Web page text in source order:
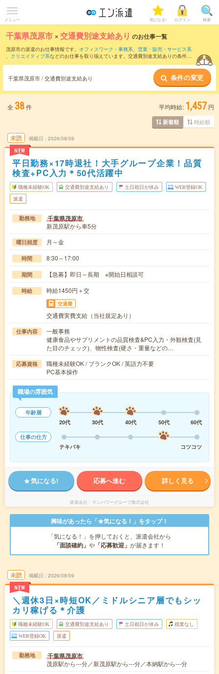
メニュー 気になる! ログイン 検索
千葉県茂原市 ×交通費別途支給あり のお仕事一覧
茂原市の派遣のお仕事情報です。 オフィスワーク・事務系、 営業・販売・サービス系
、 クリエイティブ系などのお仕事を取り揃えています。交通費別途支給ありの条件の
千葉県茂原市 / 交通費別途支給あり 条件の変更
全 38件 平均時給: 1,457 円
新着順 時給順
未読
NEW
掲載日 2026/08/09
平日勤務×17時退社！大手グループ企業！品質
検査+PC入力＊50代活躍中
職種未経験OK 交通費別途支給あり 土日祝日が休み WEB登録OK
派遣
勤務地 千葉県茂原市
新茂原駅から車5分
曜日頻度 月～金
時間 8:30～17:00
期間 【急募】即日～長期 ※開始日相談可
時給 時給1450円＋交
交通費
交通費実費支給（当社規定あり）
仕事内容
一般事務
健康食品やサプリメントの品質検査&PC入力・外観検査(見
た目のチェック)、物性検査(硬さ・重量などの…
応募資格
職種未経験OK / ブランクOK / 英語力不要
PC基本操作
職場の雰囲気
年齢層
20代
30代 40代 50代
60代
仕事の仕方
テキパキ
コツコツ
気になる! 応募へ進む 詳しく見る
派遣会社 マンパワーグループ株式会社
興味があったら「★気になる！」をタップ！
「気になる！」を押しておくと、派遣会社から
「面談確約」 や 「応募歓迎」 が届きます！
未読
NEW
掲載日 2026/08/09
＼週休3日×時短OK／ミドルシニア層でもシッ
カリ稼げる＊介護
職種未経験OK 交通費別途支給あり 土日祝日が休み 残業なし
WEB登録OK 派遣
勤務地 千葉県茂原市
茂原駅から---分／新茂原駅から---分／本納駅から---分